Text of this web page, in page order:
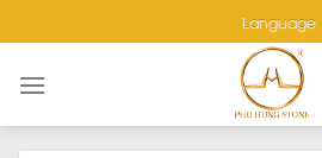
to
content
Language